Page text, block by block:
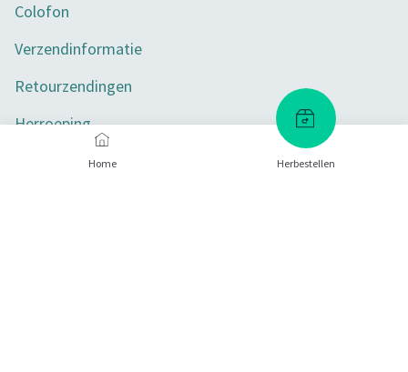
Home Herbestellen
Colofon
Verzendinformatie
Retourzendingen
Herroeping
Toegankelijkheid